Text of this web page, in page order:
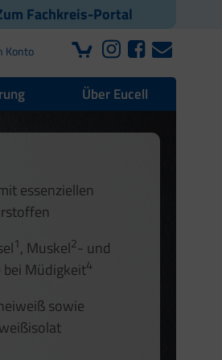
Fachkreis-Portal
Konto
Über Eucell
essenziellen
1 , Muskel2- und
Müdigkeit4
sowie
1